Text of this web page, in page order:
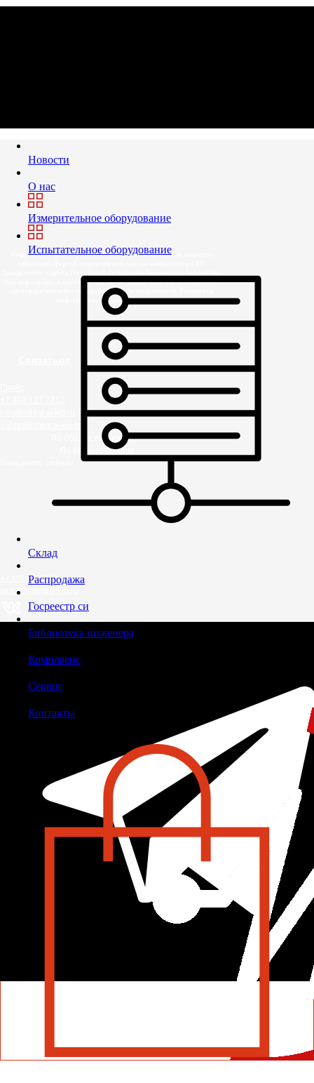
По общим вопросам:
По коммерческим:
+7 495 127 7852
sales@integral-kip.ru
Информация на сайте носит справочный характер и не является
(спецификация) и комплект поставки товара могут быть изменены
производителем без предварительного уведомления. Уточняйте
информацию у наших менеджеров.
Новости
О нас
Измерительное оборудование
Испытательное оборудование
Склад
Распродажа
Госреестр си
Библиотека инженера
Комплаенс
Сервис
Контакты